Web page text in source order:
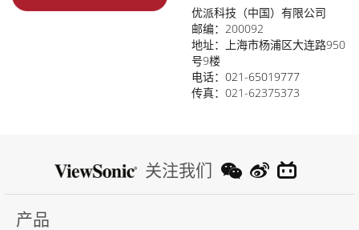
优派科技（中国）有限公司
邮编：200092
地址：上海市杨浦区大连路950
号9楼
电话： 021-65019777
传真：021-62375373
关注我们
产品